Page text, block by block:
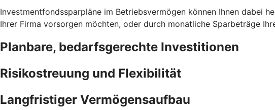
Investmentfondssparpläne im Betriebsvermögen können Ihnen dabei
Ihrer Firma vorsorgen möchten, oder durch monatliche Sparbeträge
Planbare, bedarfsgerechte Investitionen
Risikostreuung und Flexibilität
Langfristiger Vermögensaufbau